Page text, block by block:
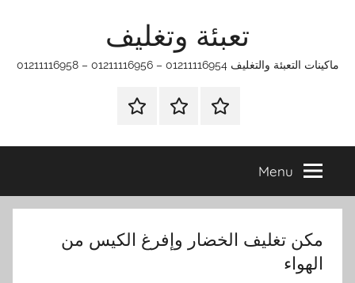
تعبئة وتغليف
ماكينات التعبئة والتغليف 01211116954 – 01211116956 – 01211116958
الرئيسيةماكينات
وتغليف
اتـصـل
في
التي
Menu
مكن تغليف الخضار وإفرغ الكيس من
الهواء